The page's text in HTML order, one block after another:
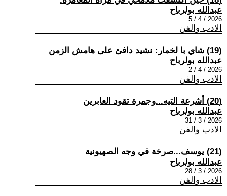
عبدالله بولرباح
2026 / 4 / 5
الادب والفن
(19) شاي با لخمار: نشيد دافئ على هامش الزمن
عبدالله بولرباح
2026 / 4 / 2
الادب والفن
(20) أشرعة التيه...وجمرة تقود العابرين
عبدالله بولرباح
2026 / 3 / 31
الادب والفن
(21) يوسف...صرخة في وجه الصهيونية
عبدالله بولرباح
2026 / 3 / 28
الادب والفن